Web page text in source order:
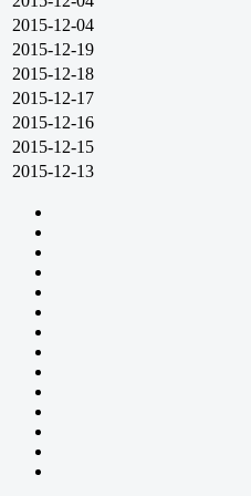
2015-12-04
2015-12-19
2015-12-18
2015-12-17
2015-12-16
2015-12-15
2015-12-13